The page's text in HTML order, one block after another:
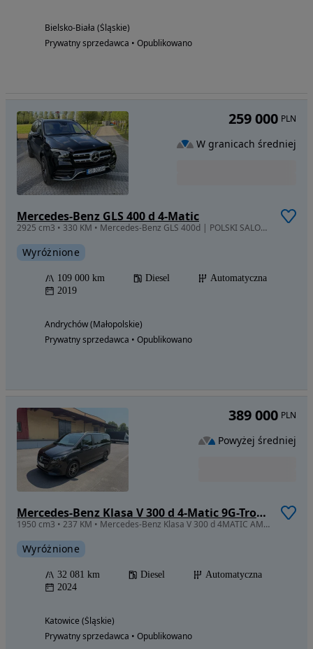
Bielsko-Biała (Śląskie)
Prywatny sprzedawca • Opublikowano
Mercedes-Benz GLS 400 d 4-Matic
2925 cm3 • 330 KM • Mercedes-Benz GLS 400d | POLSKI SALON | Pierwszy właściciel
Wyróżnione
109 000 km Diesel
Automatyczna
2019
Andrychów (Małopolskie)
Prywatny sprzedawca • Opublikowano
259 000 PLN
W granicach średniej
Mercedes-Benz Klasa V 300 d 4-Matic 9G-Tronic Avantgarde (d³ugi)
1950 cm3 • 237 KM • Mercedes-Benz Klasa V 300 d 4MATIC AMG – cesja leasingu
Wyróżnione
32 081 km Diesel
Automatyczna
2024
Katowice (Śląskie)
Prywatny sprzedawca • Opublikowano
389 000 PLN
Powyżej średniej